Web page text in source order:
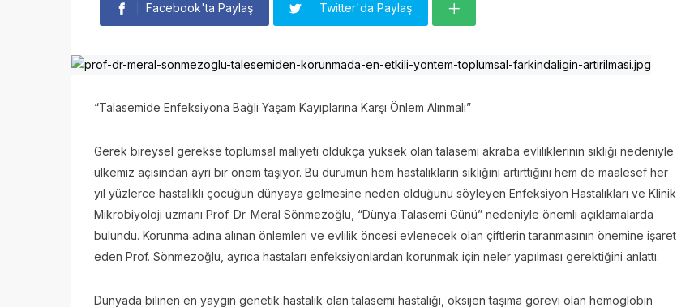
Facebook'ta Paylaş Twitter'da Paylaş
“Talasemide Enfeksiyona Bağlı Yaşam Kayıplarına Karşı Önlem Alınmalı”
Gerek bireysel gerekse toplumsal maliyeti oldukça yüksek olan talasemi akraba evliliklerinin sıklığı nedeniyle
ülkemiz açısından ayrı bir önem taşıyor. Bu durumun hem hastalıkların sıklığını artırttığını hem de maalesef her
yıl yüzlerce hastalıklı çocuğun dünyaya gelmesine neden olduğunu söyleyen Enfeksiyon Hastalıkları ve Klinik
Mikrobiyoloji uzmanı Prof. Dr. Meral Sönmezoğlu, “Dünya Talasemi Günü” nedeniyle önemli açıklamalarda
bulundu. Korunma adına alınan önlemleri ve evlilik öncesi evlenecek olan çiftlerin taranmasının önemine işaret
eden Prof. Sönmezoğlu, ayrıca hastaları enfeksiyonlardan korunmak için neler yapılması gerektiğini anlattı.
Dünyada bilinen en yaygın genetik hastalık olan talasemi hastalığı, oksijen taşıma görevi olan hemoglobin